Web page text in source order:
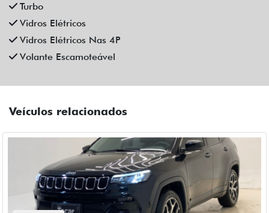
Turbo
Vidros Elétricos
Vidros Elétricos Nas 4P
Volante Escamoteável
Veículos relacionados